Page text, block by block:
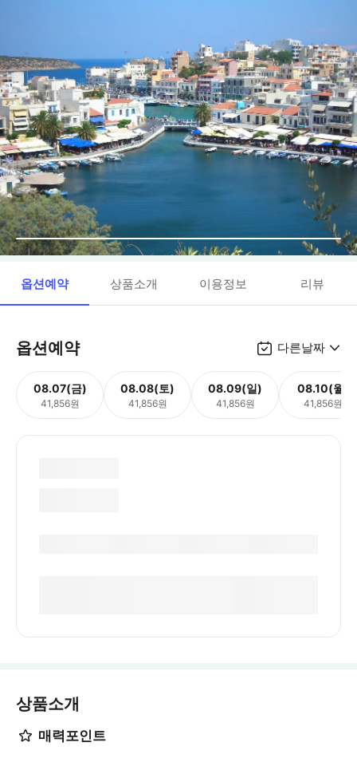
옵션예약 상품소개 이용정보 리뷰
옵션예약 다른날짜
08.07(금)
41,856원
08.08(토)
41,856원
08.09(일)
41,856원
08.10(월)
41,856원
상품소개
매력포인트